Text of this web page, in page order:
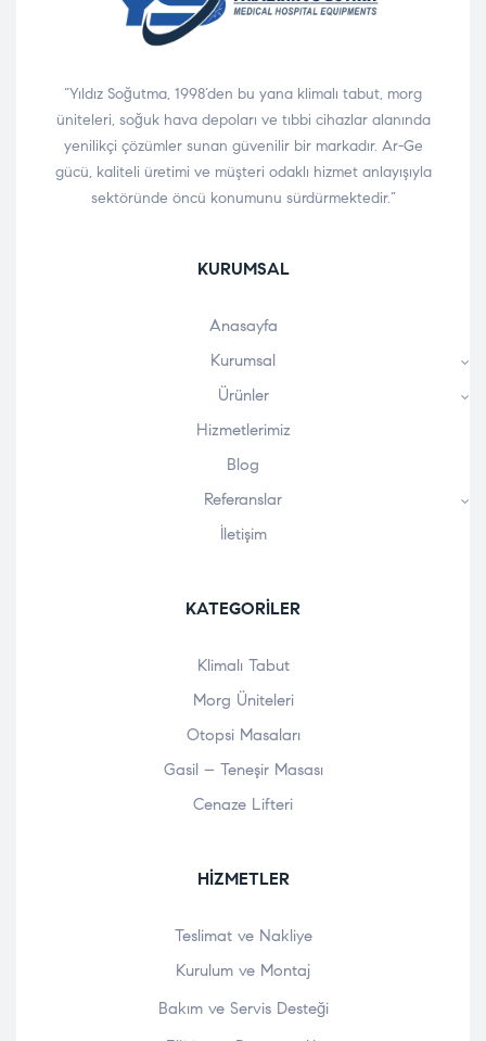
“Yıldız Soğutma, 1998’den bu yana klimalı tabut, morg
üniteleri, soğuk hava depoları ve tıbbi cihazlar alanında
yenilikçi çözümler sunan güvenilir bir markadır. Ar-Ge
gücü, kaliteli üretimi ve müşteri odaklı hizmet anlayışıyla
sektöründe öncü konumunu sürdürmektedir.”
KURUMSAL
Anasayfa
Kurumsal
Ürünler
Hizmetlerimiz
Blog
Referanslar
İletişim
KATEGORILER
Klimalı Tabut
Morg Üniteleri
Otopsi Masaları
Gasil – Teneşir Masası
Cenaze Lifteri
HIZMETLER
Teslimat ve Nakliye
Kurulum ve Montaj
Bakım ve Servis Desteği